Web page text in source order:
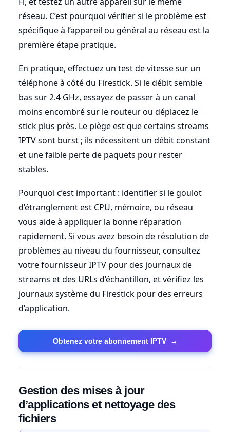
réseau. C’est pourquoi vérifier si le problème est
spécifique à l’appareil ou général au réseau est la
première étape pratique.
En pratique, effectuez un test de vitesse sur un
téléphone à côté du Firestick. Si le débit semble
bas sur 2.4 GHz, essayez de passer à un canal
moins encombré sur le routeur ou déplacez le
stick plus près. Le piège est que certains streams
IPTV sont burst ; ils nécessitent un débit constant
et une faible perte de paquets pour rester
stables.
Pourquoi c’est important : identifier si le goulot
d’étranglement est CPU, mémoire, ou réseau
vous aide à appliquer la bonne réparation
rapidement. Si vous avez besoin de résolution de
problèmes au niveau du fournisseur, consultez
votre fournisseur IPTV pour des journaux de
streams et des URLs d’échantillon, et vérifiez les
journaux système du Firestick pour des erreurs
d’application.
Obtenez votre abonnement IPTV →
Gestion des mises à jour
d’applications et nettoyage des
fichiers